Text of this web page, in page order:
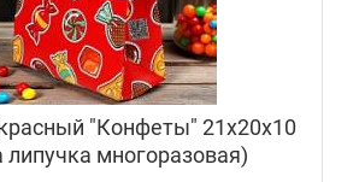
"Конфеты" 21х20х10
многоразовая)